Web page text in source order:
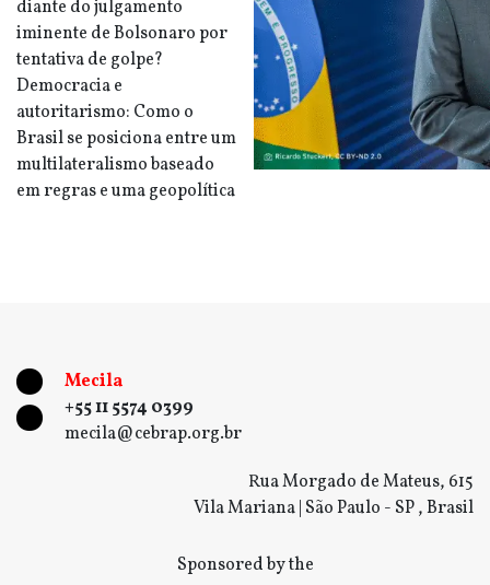
diante do julgamento
iminente de Bolsonaro por
tentativa de golpe?
Democracia e
autoritarismo: Como o
Brasil se posiciona entre um
multilateralismo baseado
em regras e uma geopolítica
Mecila
+55 11 5574 0399
mecila@cebrap.org.br
Rua Morgado de Mateus, 615
Vila Mariana | São Paulo - SP , Brasil
Sponsored by the